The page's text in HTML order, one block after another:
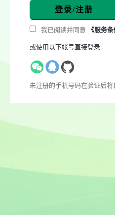
登录/注册
我已阅读并同意 《服务条
或使用以下帐号直接登录:
未注册的手机号码在验证后将